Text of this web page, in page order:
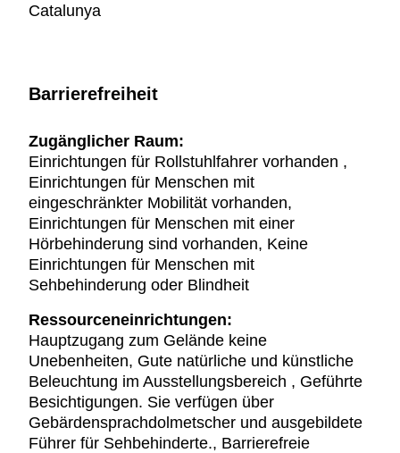
Catalunya
Barrierefreiheit
Zugänglicher Raum:
Einrichtungen für Rollstuhlfahrer vorhanden ,
Einrichtungen für Menschen mit
eingeschränkter Mobilität vorhanden,
Einrichtungen für Menschen mit einer
Hörbehinderung sind vorhanden, Keine
Einrichtungen für Menschen mit
Sehbehinderung oder Blindheit
Ressourceneinrichtungen:
Hauptzugang zum Gelände keine
Unebenheiten, Gute natürliche und künstliche
Beleuchtung im Ausstellungsbereich , Geführte
Besichtigungen. Sie verfügen über
Gebärdensprachdolmetscher und ausgebildete
Führer für Sehbehinderte., Barrierefreie